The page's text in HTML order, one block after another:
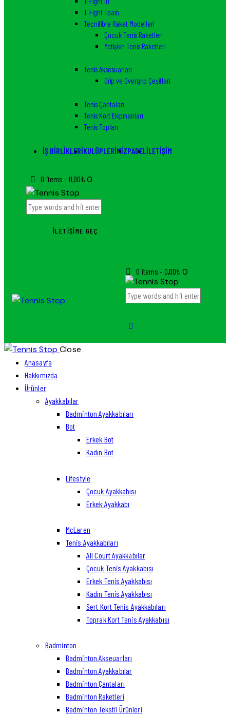
T-Fight Team
Tecnifibre Raket Modelleri
Çocuk Tenis Raketleri
Yetişkin Tenis Raketleri
Tenis Aksesuarları
Grip ve Overgrip Çeşitleri
Tenis Çantaları
Tenis Kort Ekipmanları
Tenis Topları
İŞ BIRLIKLERIKULÜPLERIMIZPADELİLETIŞIM
0 items - 0,00₺ 0
İLETIŞIME GEÇ
0 items - 0,00₺ 0
Close
Anasayfa
Hakkımızda
Ürünler
Ayakkabılar
Badminton Ayakkabıları
Bot
Erkek Bot
Kadın Bot
Lifestyle
Çocuk Ayakkabısı
Erkek Ayakkabı
McLaren
Tenis Ayakkabıları
All Court Ayakkabılar
Çocuk Tenis Ayakkabısı
Erkek Tenis Ayakkabısı
Kadın Tenis Ayakkabısı
Sert Kort Tenis Ayakkabıları
Toprak Kort Tenis Ayakkabısı
Badminton
Badminton Akseuarları
Badminton Ayakkabılar
Badminton Çantaları
Badminton Raketleri
Badminton Tekstil Ürünleri